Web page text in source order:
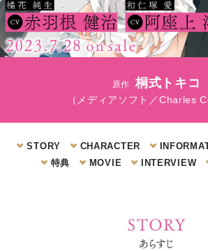
原作 桐式トキコ
（メディアソフト／Charles
STORY CHARACTER
特典
MOVIE INTERVIEW